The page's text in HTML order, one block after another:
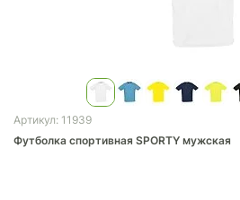
Артикул: 11939
Футболка спортивная SPORTY мужская